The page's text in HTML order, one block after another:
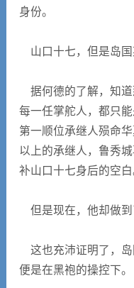
身份。
山口十七，但是岛国
据何德的了解，知道
每一任掌舵人，都只
第一顺位承继人殒命
以上的承继人，鲁秀
补山口十七身后的空白
但是现在，他却做到
这也充沛证明了，岛
便是在黑袍的操控下。